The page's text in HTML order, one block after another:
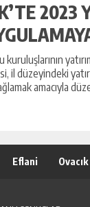
2023
il düzeyindeki
amacıyla
Eflani Ovacık